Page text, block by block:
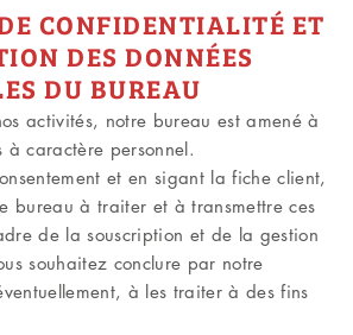
CONFIDENTIALITÉ ET
DES DONNÉES
DU BUREAU
activités, notre bureau est amené à
à caractère personnel.
et en sigant la fiche client,
bureau à traiter et à transmettre ces
de la souscription et de la gestion
souhaitez conclure par notre
à les traiter à des fins